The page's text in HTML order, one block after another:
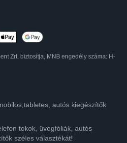
Zrt. biztosítja, MNB engedély száma: H-
autós kiegészítők
tokok, üvegfóliák, autós
széles választékát!